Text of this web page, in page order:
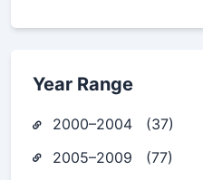
Year Range
2000–2004 (37)
2005–2009 (77)